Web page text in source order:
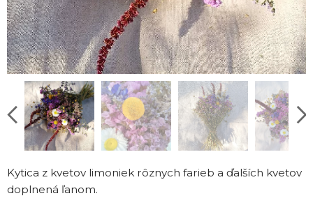
Kytica z kvetov limoniek rôznych farieb a ďalších kvetov
doplnená ľanom.